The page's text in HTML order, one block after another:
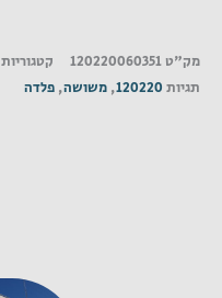
מק"ט120220060351 קטגוריות
תגיות 120220
, משושה, פלדה